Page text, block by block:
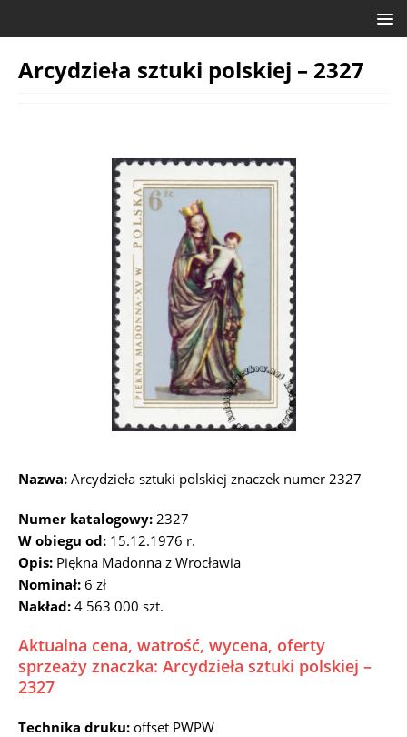
Arcydzieła sztuki polskiej – 2327
Nazwa: Arcydzieła sztuki polskiej znaczek numer 2327
Numer katalogowy: 2327
W obiegu od: 15.12.1976 r.
Opis: Piękna Madonna z Wrocławia
Nominał: 6 zł
Nakład: 4 563 000 szt.
Aktualna cena, watrość, wycena, oferty
sprzeaży znaczka: Arcydzieła sztuki polskiej –
2327
Technika druku: offset PWPW